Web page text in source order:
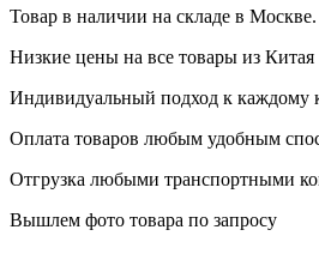
Товар в наличии на складе в Москве.
Низкие цены на все товары из Китая
Индивидуальный подход к каждому
Оплата товаров любым удобным
Отгрузка любыми транспортными
Вышлем фото товара по запросу